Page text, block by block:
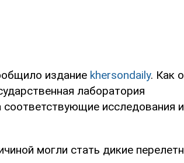
издание khersondaily. Как
лаборатория
исследования и
могли стать дикие